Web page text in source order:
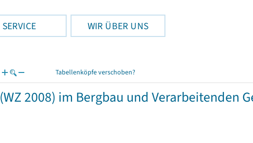
SERVICE WIR ÜBER UNS
Tabellenköpfe verschoben?
2008) im Bergbau und Verarbeitenden